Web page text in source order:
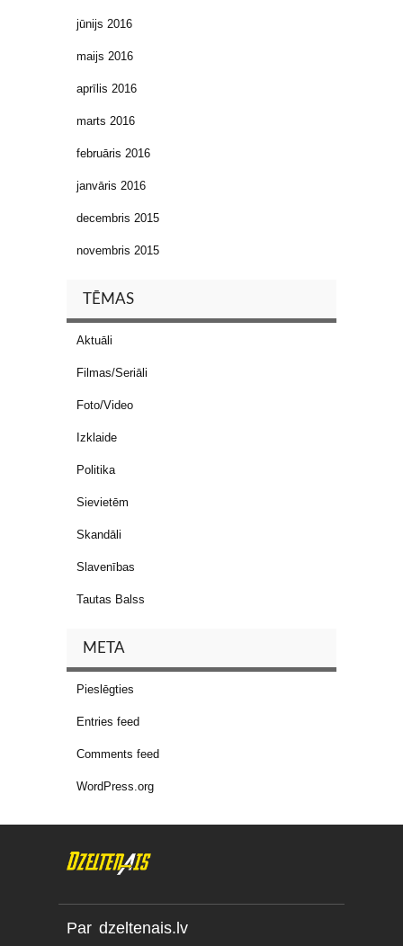
jūnijs 2016
maijs 2016
aprīlis 2016
marts 2016
februāris 2016
janvāris 2016
decembris 2015
novembris 2015
TĒMAS
Aktuāli
Filmas/Seriāli
Foto/Video
Izklaide
Politika
Sievietēm
Skandāli
Slavenības
Tautas Balss
META
Pieslēgties
Entries feed
Comments feed
WordPress.org
Par dzeltenais.lv